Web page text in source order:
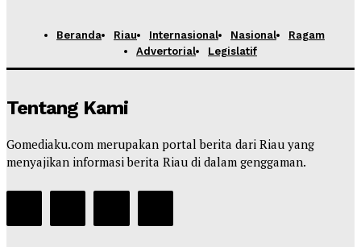
Beranda Riau Internasional Nasional
Ragam
Advertorial
Legislatif
Tentang Kami
Gomediaku.com merupakan portal berita dari Riau yang
menyajikan informasi berita Riau di dalam genggaman.